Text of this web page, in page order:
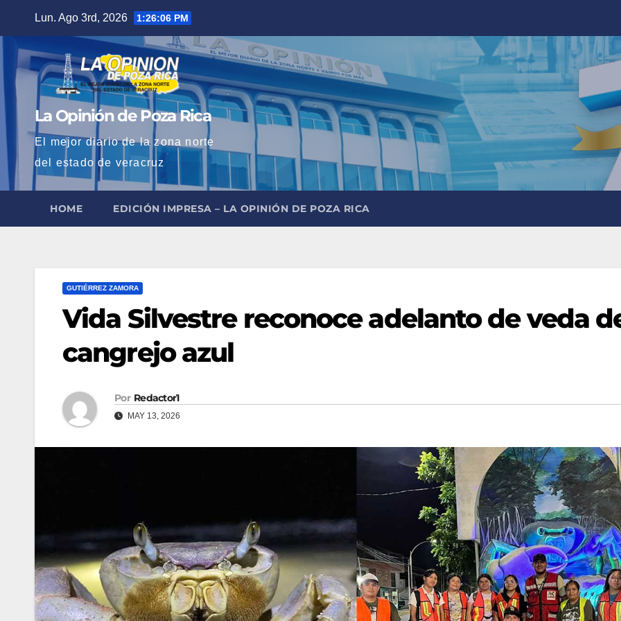
contenido
Lun. Ago 3rd, 2026 1:26:07 PM
La Opinión de Poza Rica
El mejor diario de la zona norte
del estado de veracruz
HOME EDICIÓN IMPRESA – LA OPINIÓN DE POZA RICA
GUTIÉRREZ ZAMORA
Vida Silvestre reconoce adelanto de veda
cangrejo azul
Por Redactor1
MAY 13, 2026